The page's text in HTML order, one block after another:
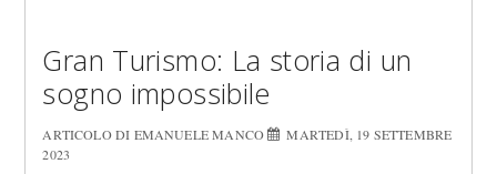
Gran Turismo: La storia di un
sogno impossibile
ARTICOLO DI EMANUELE MANCO
MARTEDÌ, 19 SETTEMBRE
2023